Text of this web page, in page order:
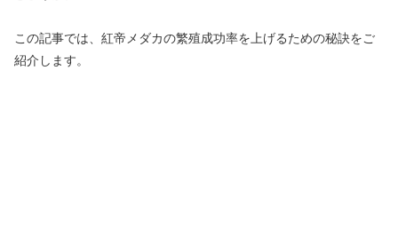
この記事では、紅帝メダカの繁殖成功率を上げるための秘訣をご
紹介します。